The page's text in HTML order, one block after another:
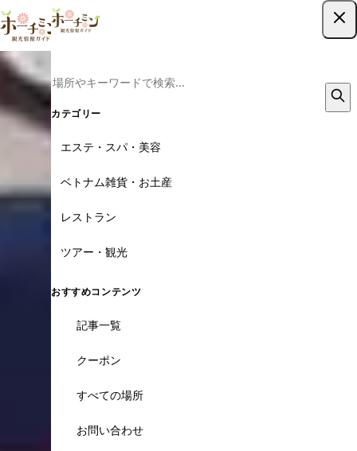
カテゴリー
エステ・スパ・美容
ベトナム雑貨・お土産
レストラン
ツアー・観光
おすすめコンテンツ
記事一覧
クーポン
すべての場所
お問い合わせ